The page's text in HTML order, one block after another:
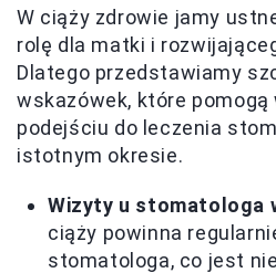
W ciąży zdrowie jamy
rolę dla matki i
Dlatego przedstawiamy
wskazówek, które
podejściu do leczenia
istotnym okresie.
Wizyty u stomatologa
ciąży powinna
stomatologa, co jest